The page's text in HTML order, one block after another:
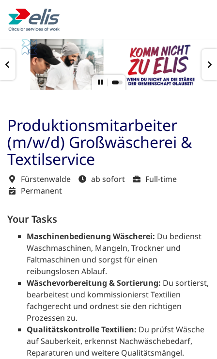
Produktionsmitarbeiter
(m/w/d) Großwäscherei &
Textilservice
Fürstenwalde ab sofort
Full-time
Permanent
Your Tasks
Maschinenbedienung Wäscherei: Du bedienst
Waschmaschinen, Mangeln, Trockner und
Faltmaschinen und sorgst für einen
reibungslosen Ablauf.
Wäschevorbereitung & Sortierung: Du sortierst,
bearbeitest und kommissionierst Textilien
fachgerecht und ordnest sie den richtigen
Prozessen zu.
Qualitätskontrolle Textilien: Du prüfst Wäsche
auf Sauberkeit, erkennst Nachwäschebedarf,
Reparaturen und weitere Qualitätsmängel.